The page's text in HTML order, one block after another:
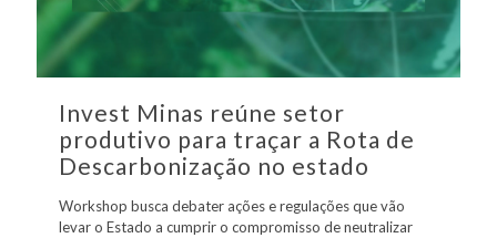
Invest Minas reúne setor
produtivo para traçar a Rota de
Descarbonização no estado
Workshop busca debater ações e regulações que vão
levar o Estado a cumprir o compromisso de neutralizar